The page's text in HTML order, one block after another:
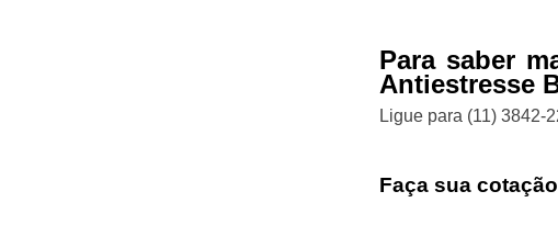
Para saber
Antiestresse
Ligue para (11) 3842-
Faça sua cotação